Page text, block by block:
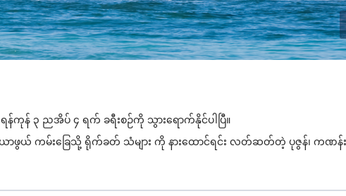
ရန်ကုန် ၃ ညအိပ် ၄ ရက် ခရီးစဉ်ကို သွားရောက်နိုင်ပါပြီ။
ယာဖွယ် ကမ်းခြေသို့ ရိုက်ခတ် သံများ ကို နားထောင်ရင်း လတ်ဆတ်တဲ့ ပုဇွန်၊ ကဏန်း